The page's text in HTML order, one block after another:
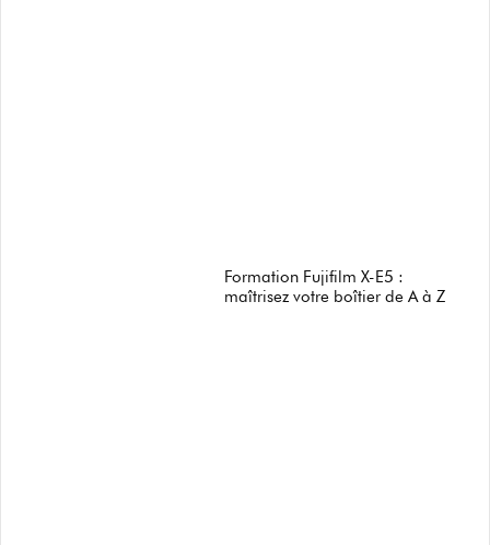
Formation Fujifilm X-E5 :
maîtrisez votre boîtier de A à Z